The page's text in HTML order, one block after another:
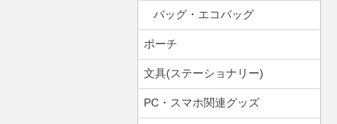
バッグ・エコバッグ
ポーチ
文具(ステーショナリー)
PC・スマホ関連グッズ